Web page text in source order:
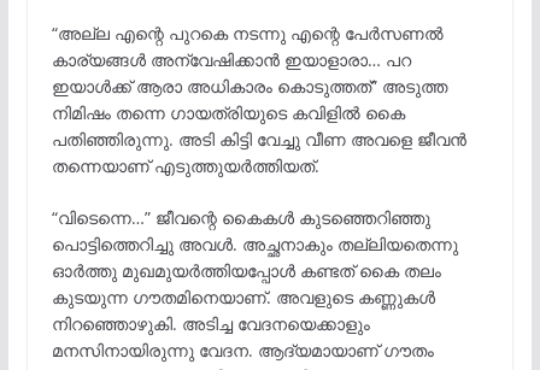
“അല്ല എന്റെ പുറകെ നടന്നു എന്റെ പേർസണൽ
കാര്യങ്ങൾ അന്വേഷിക്കാൻ ഇയാളാരാ… പറ
ഇയാൾക്ക് ആരാ അധികാരം കൊടുത്തത്” അടുത്ത
നിമിഷം തന്നെ ഗായത്രിയുടെ കവിളിൽ കൈ
പതിഞ്ഞിരുന്നു. അടി കിട്ടി വേച്ചു വീണ അവളെ ജീവൻ
തന്നെയാണ് എടുത്തുയർത്തിയത്.
“വിടെന്നെ…” ജീവന്റെ കൈകൾ കുടഞ്ഞെറിഞ്ഞു
പൊട്ടിത്തെറിച്ചു അവൾ. അച്ഛനാകും തല്ലിയതെന്നു
ഓർത്തു മുഖമുയർത്തിയപ്പോൾ കണ്ടത് കൈ തലം
കുടയുന്ന ഗൗതമിനെയാണ്. അവളുടെ കണ്ണുകൾ
നിറഞ്ഞൊഴുകി. അടിച്ച വേദനയെക്കാളും
മനസിനായിരുന്നു വേദന. ആദ്യമായാണ് ഗൗതം